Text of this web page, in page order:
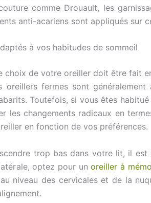
comme Drouault, les
anti-acariens sont appliqués sur
à vos habitudes de sommeil
choix de votre oreiller doit être fait
oreillers fermes sont
Toutefois, si vous êtes
les changements radicaux en
en fonction de vos préférences.
trop bas dans votre lit, il est
optez pour unoreiller à
niveau des cervicales et de la